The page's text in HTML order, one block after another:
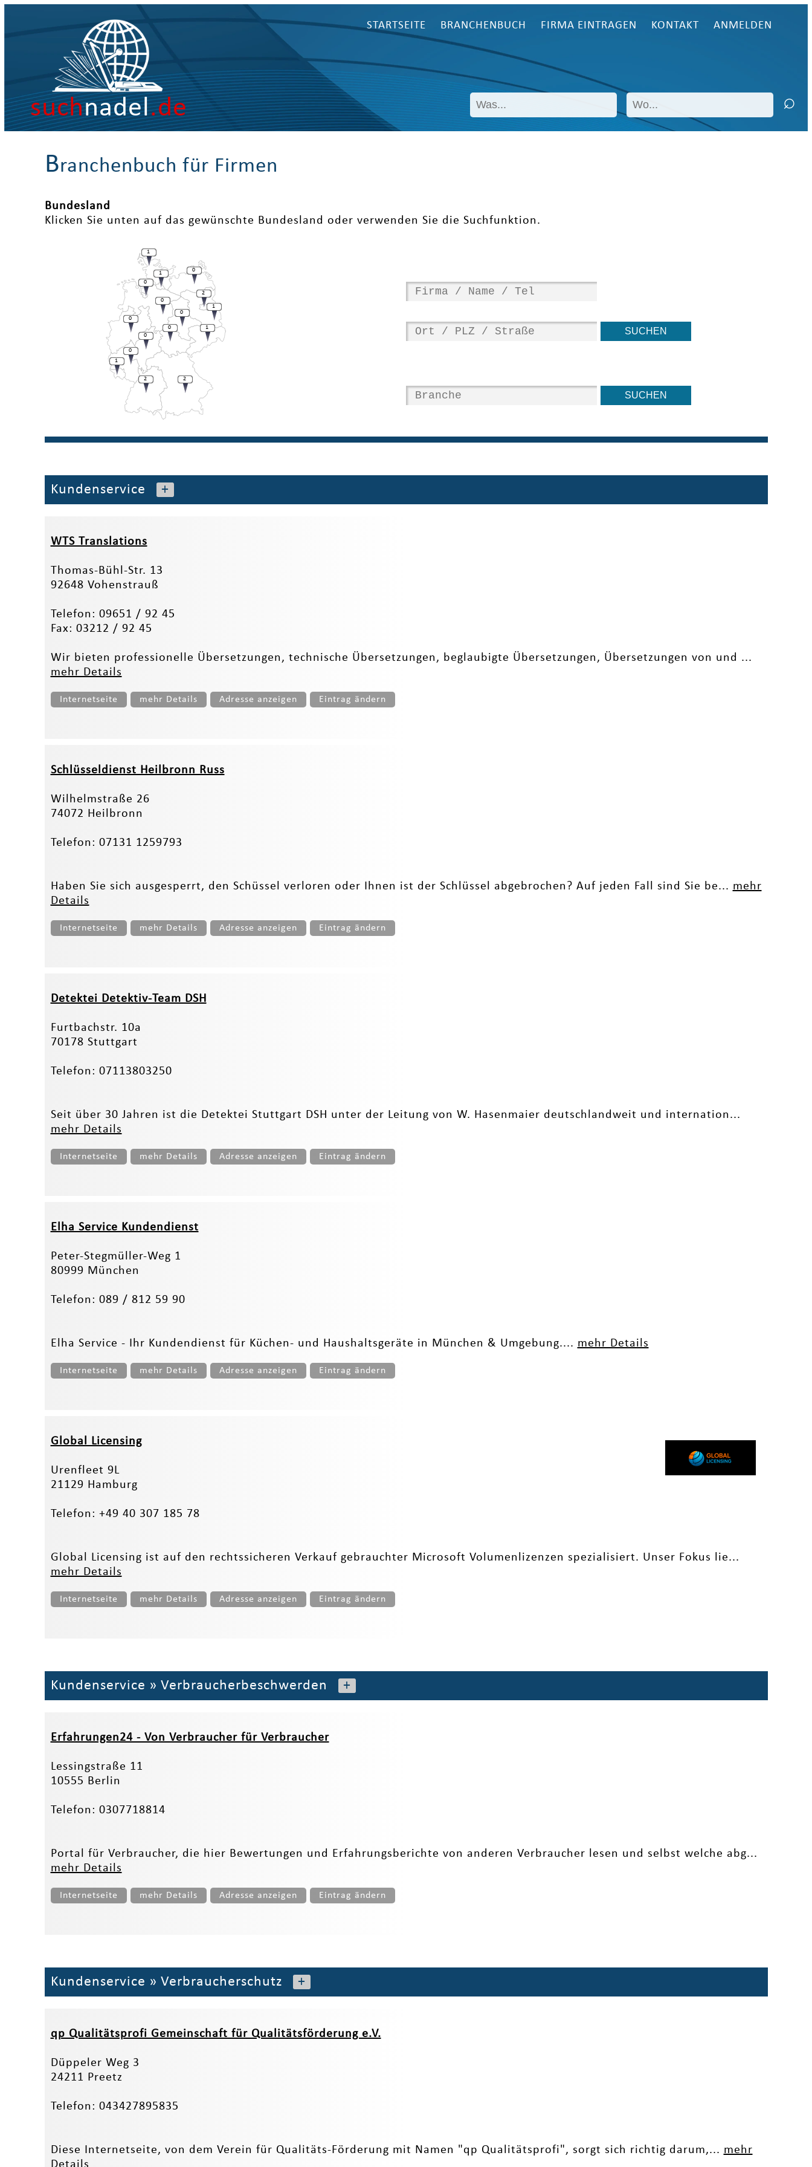
suchnadel.de
STARTSEITE BRANCHENBUCH FIRMA EINTRAGEN KONTAKT ANMELDEN
Branchenbuch für Firmen
Bundesland
Klicken Sie unten auf das gewünschte Bundesland oder verwenden Sie die Suchfunktion.
1
1
0
2
0
0
1
1
0
0
1
0
0
2
0
2
Kundenservice +
WTS Translations
Thomas-Bühl-Str. 13
92648 Vohenstrauß
Telefon: 09651 / 92 45
Fax: 03212 / 92 45
Wir bieten professionelle Übersetzungen, technische Übersetzungen, beglaubigte Übersetzungen, Übersetzungen von und ...
mehr Details
Internetseite mehr Details Adresse anzeigen Eintrag ändern
Schlüsseldienst Heilbronn Russ
Wilhelmstraße 26
74072 Heilbronn
Telefon: 07131 1259793
Haben Sie sich ausgesperrt, den Schüssel verloren oder Ihnen ist der Schlüssel abgebrochen? Auf jeden Fall sind Sie be... mehr
Details
Internetseite mehr Details Adresse anzeigen Eintrag ändern
Detektei Detektiv-Team DSH
Furtbachstr. 10a
70178 Stuttgart
Telefon: 07113803250
Seit über 30 Jahren ist die Detektei Stuttgart DSH unter der Leitung von W. Hasenmaier deutschlandweit und internation...
mehr Details
Internetseite mehr Details Adresse anzeigen Eintrag ändern
Elha Service Kundendienst
Peter-Stegmüller-Weg 1
80999 München
Telefon: 089 / 812 59 90
Elha Service - Ihr Kundendienst für Küchen- und Haushaltsgeräte in München & Umgebung.... mehr Details
Internetseite mehr Details Adresse anzeigen Eintrag ändern
Global Licensing
Urenfleet 9L
21129 Hamburg
Telefon: +49 40 307 185 78
Global Licensing ist auf den rechtssicheren Verkauf gebrauchter Microsoft Volumenlizenzen spezialisiert. Unser Fokus lie...
mehr Details
Internetseite mehr Details Adresse anzeigen Eintrag ändern
Kundenservice » Verbraucherbeschwerden +
Erfahrungen24 - Von Verbraucher für Verbraucher
Lessingstraße 11
10555 Berlin
Telefon: 0307718814
Portal für Verbraucher, die hier Bewertungen und Erfahrungsberichte von anderen Verbraucher lesen und selbst welche abg...
mehr Details
Internetseite mehr Details Adresse anzeigen Eintrag ändern
Kundenservice » Verbraucherschutz +
qp Qualitätsprofi Gemeinschaft für Qualitätsförderung e.V.
Düppeler Weg 3
24211 Preetz
Telefon: 043427895835
Diese Internetseite, von dem Verein für Qualitäts-Förderung mit Namen "qp Qualitätsprofi", sorgt sich richtig darum,... mehr
Details